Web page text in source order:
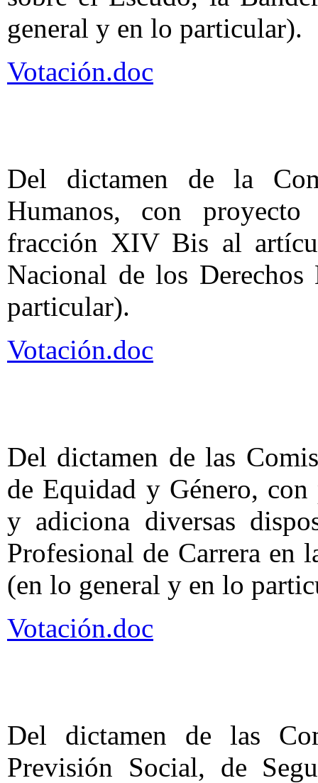
general y en lo particular).
Votación.doc
Del dictamen de la
Humanos, con
fracción XIV Bis al
Nacional de los
particular).
Votación.doc
Del dictamen de las
de Equidad y Género,
y adiciona diversas
Profesional de Carrera en
(en lo general y en lo
Votación.doc
Del dictamen de las
Previsión Social, de